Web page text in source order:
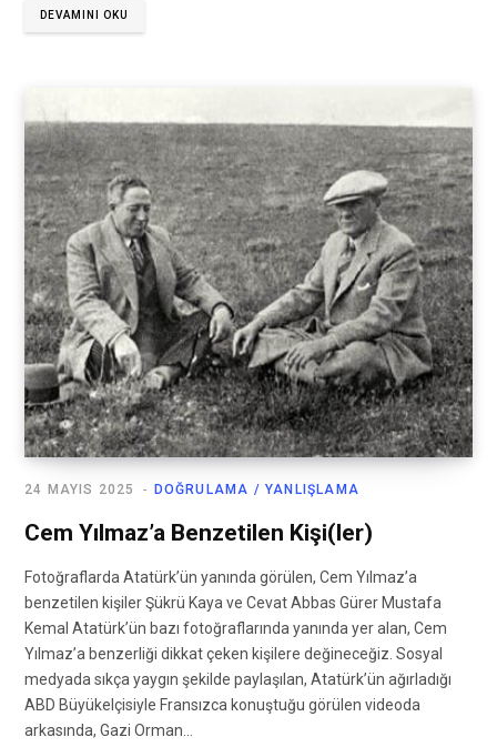
DEVAMINI OKU
DOĞRULAMA / YANLIŞLAMA
24 MAYIS 2025
Cem Yılmaz’a Benzetilen Kişi(ler)
Fotoğraflarda Atatürk’ün yanında görülen, Cem Yılmaz’a
benzetilen kişiler Şükrü Kaya ve Cevat Abbas Gürer Mustafa
Kemal Atatürk’ün bazı fotoğraflarında yanında yer alan, Cem
Yılmaz’a benzerliği dikkat çeken kişilere değineceğiz. Sosyal
medyada sıkça yaygın şekilde paylaşılan, Atatürk’ün ağırladığı
ABD Büyükelçisiyle Fransızca konuştuğu görülen videoda
arkasında, Gazi Orman…